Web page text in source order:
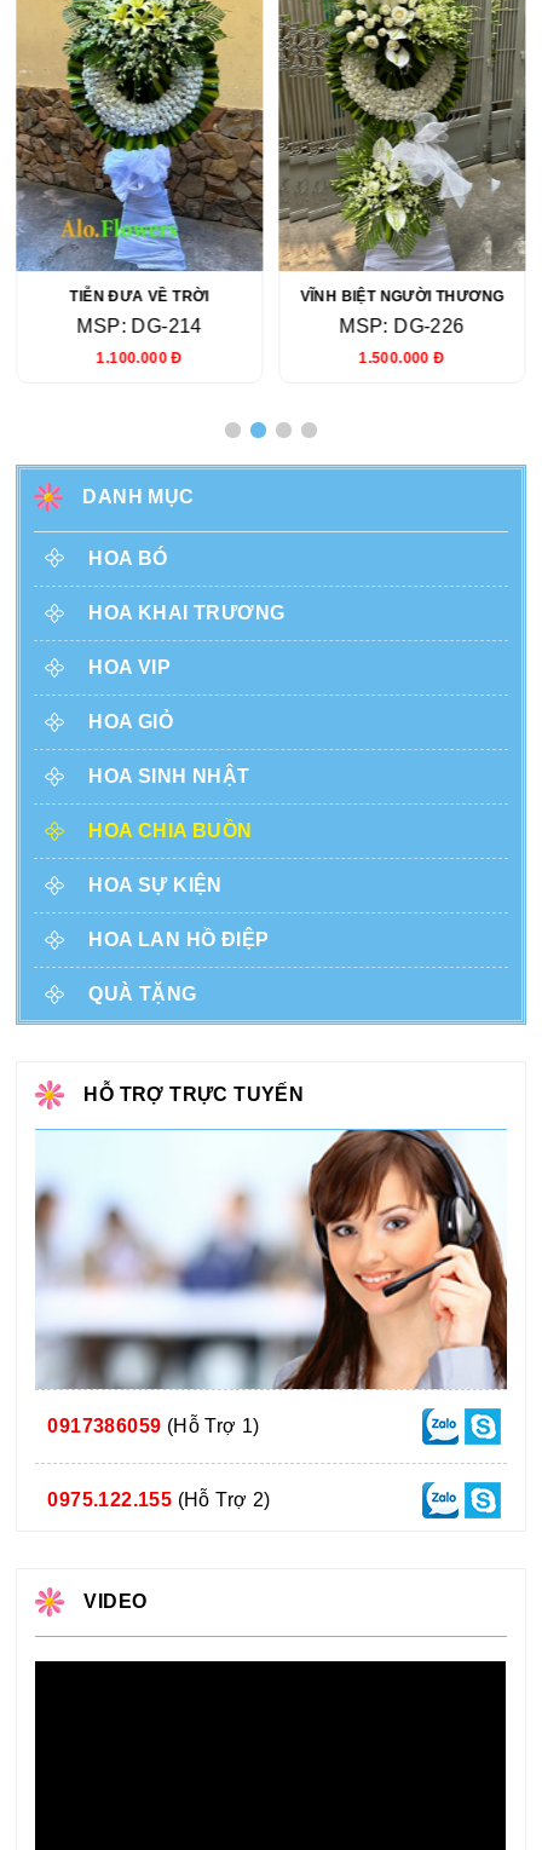
TIỄN ĐƯA VỀ TRỜI
MSP: DG-214
1.100.000 Đ
VĨNH BIỆT NGƯỜI THƯƠNG
MSP: DG-226
1.500.000 Đ
DANH MỤC
HOA BÓ
HOA KHAI TRƯƠNG
HOA VIP
HOA GIỎ
HOA SINH NHẬT
HOA CHIA BUỒN
HOA SỰ KIỆN
HOA LAN HỒ ĐIỆP
QUÀ TẶNG
HỖ TRỢ TRỰC TUYẾN
0917386059 (Hỗ Trợ 1)
0975.122.155 (Hỗ Trợ 2)
VIDEO